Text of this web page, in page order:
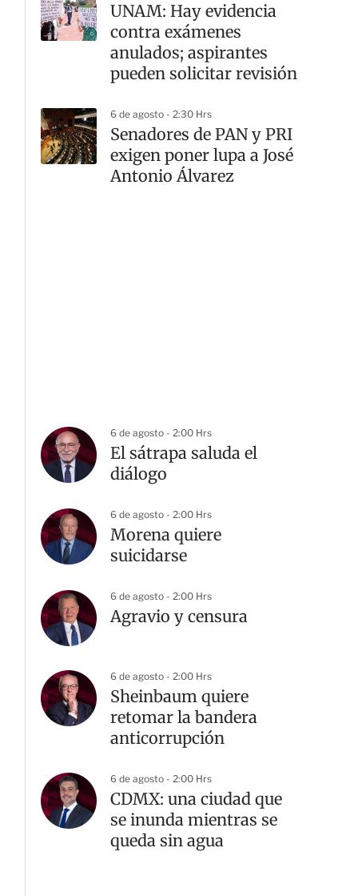
UNAM: Hay evidencia
contra exámenes
anulados; aspirantes
pueden solicitar revisión
6 de agosto - 2:30 Hrs
Senadores de PAN y PRI
exigen poner lupa a José
Antonio Álvarez
6 de agosto - 2:00 Hrs
El sátrapa saluda el
diálogo
6 de agosto - 2:00 Hrs
Morena quiere
suicidarse
6 de agosto - 2:00 Hrs
Agravio y censura
6 de agosto - 2:00 Hrs
Sheinbaum quiere
retomar la bandera
anticorrupción
6 de agosto - 2:00 Hrs
CDMX: una ciudad que
se inunda mientras se
queda sin agua